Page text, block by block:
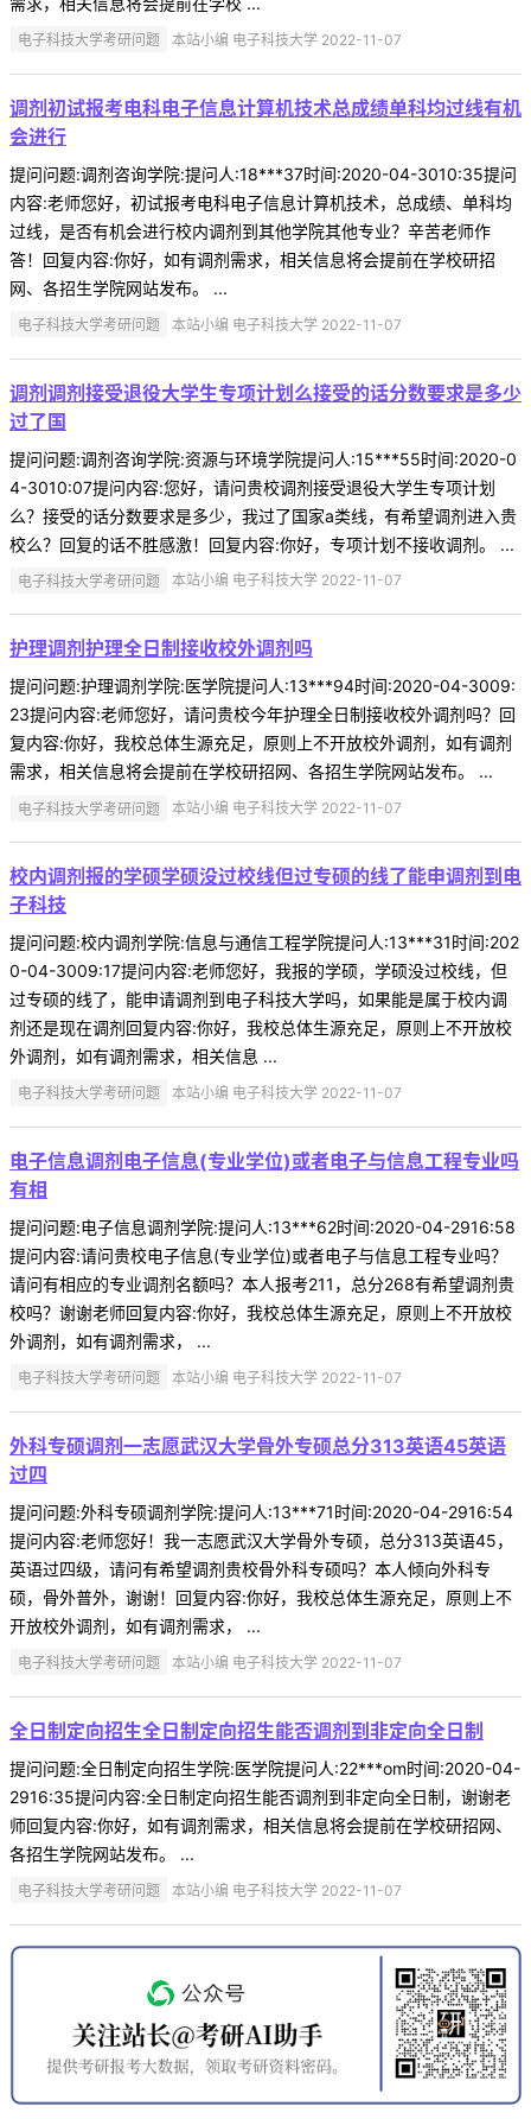
电子科技大学考研问题 本站小编 电子科技大学 2022-11-07
调剂初试报考电科电子信息计算机技术总成绩单科均过线有机
会进行
提问问题:调剂咨询学院:提问人:18***37时间:2020-04-3010:35提问
内容:老师您好，初试报考电科电子信息计算机技术，总成绩、单科均
过线，是否有机会进行校内调剂到其他学院其他专业？辛苦老师作
答！回复内容:你好，如有调剂需求，相关信息将会提前在学校研招
网、各招生学院网站发布。 ...
电子科技大学考研问题 本站小编 电子科技大学 2022-11-07
调剂调剂接受退役大学生专项计划么接受的话分数要求是多少
过了国
提问问题:调剂咨询学院:资源与环境学院提问人:15***55时间:2020-0
4-3010:07提问内容:您好，请问贵校调剂接受退役大学生专项计划
么？接受的话分数要求是多少，我过了国家a类线，有希望调剂进入贵
校么？回复的话不胜感激！回复内容:你好，专项计划不接收调剂。 ...
电子科技大学考研问题 本站小编 电子科技大学 2022-11-07
护理调剂护理全日制接收校外调剂吗
提问问题:护理调剂学院:医学院提问人:13***94时间:2020-04-3009:
23提问内容:老师您好，请问贵校今年护理全日制接收校外调剂吗？回
复内容:你好，我校总体生源充足，原则上不开放校外调剂，如有调剂
需求，相关信息将会提前在学校研招网、各招生学院网站发布。 ...
电子科技大学考研问题 本站小编 电子科技大学 2022-11-07
校内调剂报的学硕学硕没过校线但过专硕的线了能申调剂到电
子科技
提问问题:校内调剂学院:信息与通信工程学院提问人:13***31时间:202
0-04-3009:17提问内容:老师您好，我报的学硕，学硕没过校线，但
过专硕的线了，能申请调剂到电子科技大学吗，如果能是属于校内调
剂还是现在调剂回复内容:你好，我校总体生源充足，原则上不开放校
外调剂，如有调剂需求，相关信息 ...
电子科技大学考研问题 本站小编 电子科技大学 2022-11-07
电子信息调剂电子信息(专业学位)或者电子与信息工程专业吗
有相
提问问题:电子信息调剂学院:提问人:13***62时间:2020-04-2916:58
提问内容:请问贵校电子信息(专业学位)或者电子与信息工程专业吗？
请问有相应的专业调剂名额吗？本人报考211，总分268有希望调剂贵
校吗？谢谢老师回复内容:你好，我校总体生源充足，原则上不开放校
外调剂，如有调剂需求， ...
电子科技大学考研问题 本站小编 电子科技大学 2022-11-07
外科专硕调剂一志愿武汉大学骨外专硕总分313英语45英语
过四
提问问题:外科专硕调剂学院:提问人:13***71时间:2020-04-2916:54
提问内容:老师您好！我一志愿武汉大学骨外专硕，总分313英语45，
英语过四级，请问有希望调剂贵校骨外科专硕吗？本人倾向外科专
硕，骨外普外，谢谢！回复内容:你好，我校总体生源充足，原则上不
开放校外调剂，如有调剂需求， ...
电子科技大学考研问题 本站小编 电子科技大学 2022-11-07
全日制定向招生全日制定向招生能否调剂到非定向全日制
提问问题:全日制定向招生学院:医学院提问人:22***om时间:2020-04-
2916:35提问内容:全日制定向招生能否调剂到非定向全日制，谢谢老
师回复内容:你好，如有调剂需求，相关信息将会提前在学校研招网、
各招生学院网站发布。 ...
电子科技大学考研问题 本站小编 电子科技大学 2022-11-07